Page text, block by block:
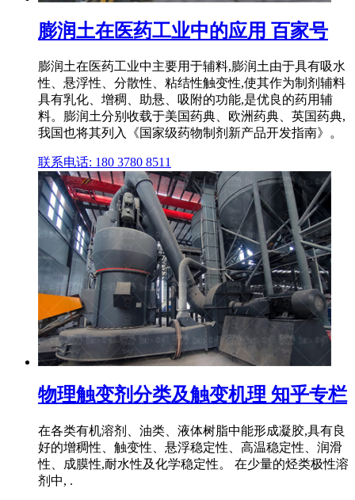
膨润土在医药工业中的应用 百家号
膨润土在医药工业中主要用于辅料,膨润土由于具有吸水
性、悬浮性、分散性、粘结性触变性,使其作为制剂辅料
具有乳化、增稠、助悬、吸附的功能,是优良的药用辅
料。膨润土分别收载于美国药典、欧洲药典、英国药典,
我国也将其列入《国家级药物制剂新产品开发指南》。
联系电话: 180 3780 8511
物理触变剂分类及触变机理 知乎专栏
在各类有机溶剂、油类、液体树脂中能形成凝胶,具有良
好的增稠性、触变性、悬浮稳定性、高温稳定性、润滑
性、成膜性,耐水性及化学稳定性。 在少量的烃类极性溶
剂中, .